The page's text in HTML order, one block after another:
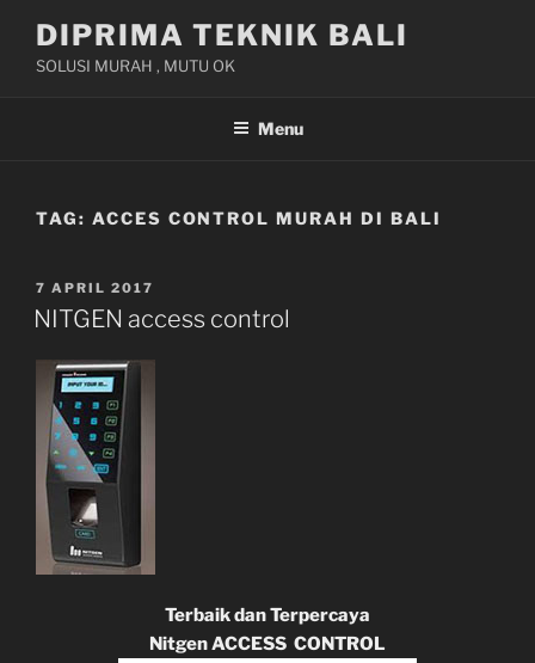
content
DIPRIMA TEKNIK BALI
SOLUSI MURAH , MUTU OK
Menu
TAG: ACCES CONTROL MURAH DI BALI
POSTED
ON
7 APRIL 2017
NITGEN access control
Terbaik dan Terpercaya
Nitgen ACCESS CONTROL